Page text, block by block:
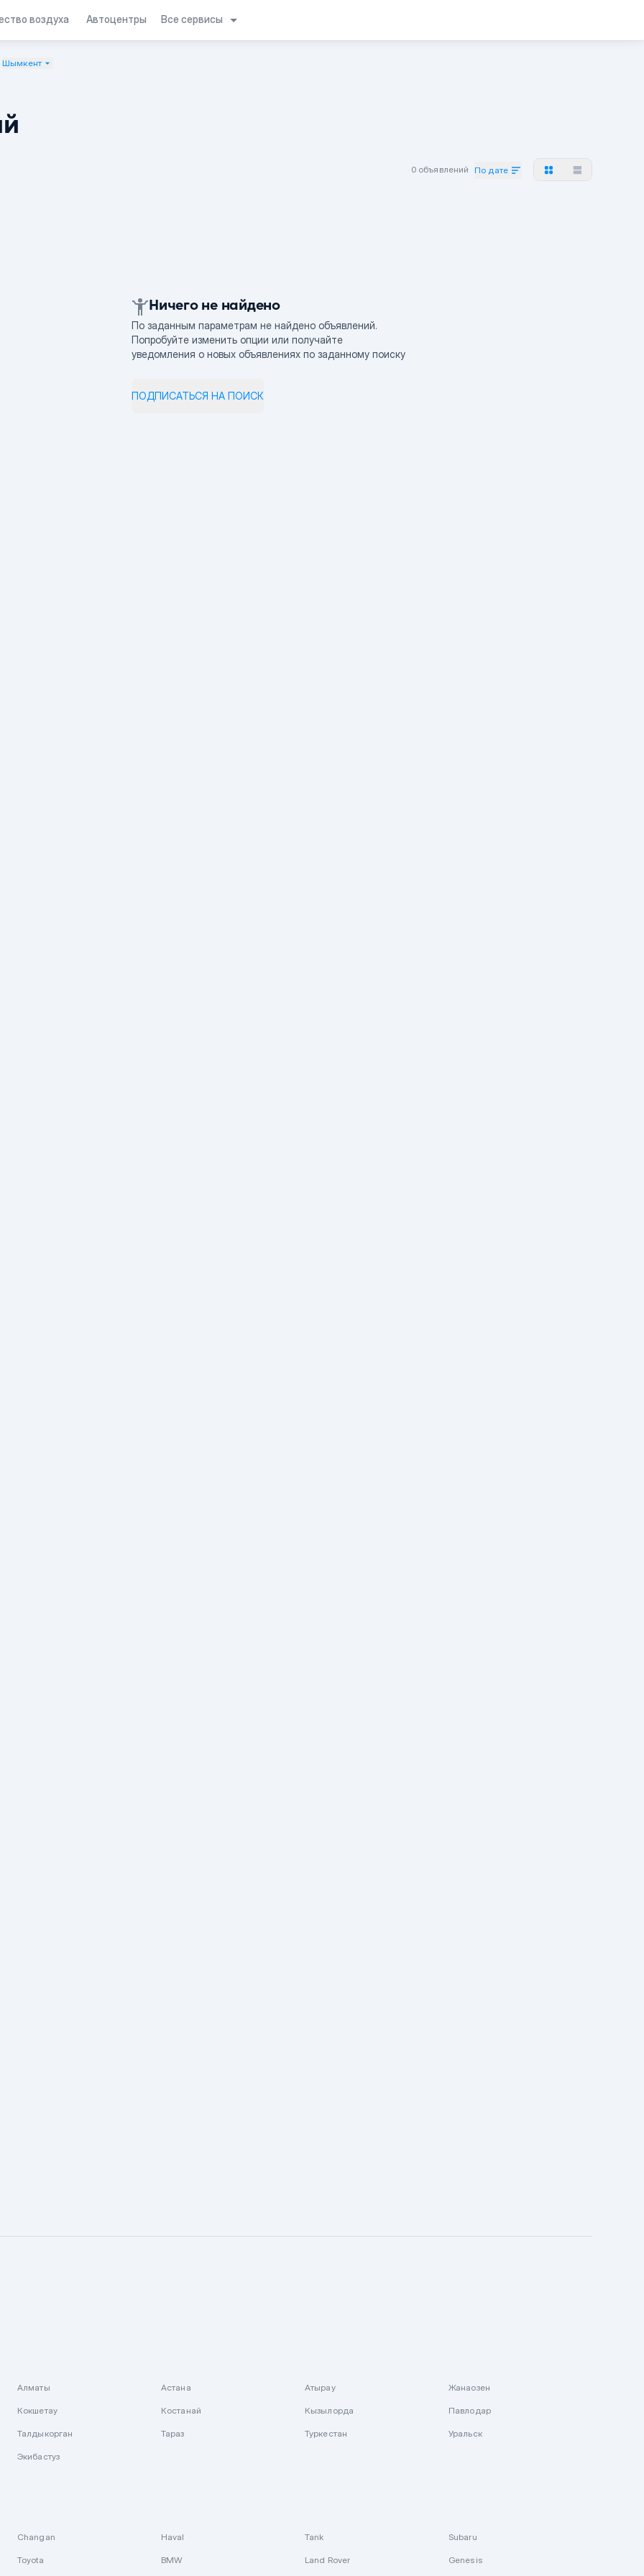
воздуха Автоцентры Все сервисы
Шымкент
0 объявлений По дате
Ничего не найдено
По заданным параметрам не найдено объявлений.
Попробуйте изменить опции или получайте
уведомления о новых объявлениях по заданному поиску
ПОДПИСАТЬСЯ НА ПОИСК
Алматы Астана Атырау Жанаозен
Кокшетау Костанай Кызылорда Павлодар
Талдыкорган Тараз Туркестан Уральск
Экибастуз
Changan Haval Tank Subaru
Toyota BMW Land Rover Genesis